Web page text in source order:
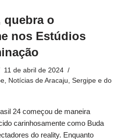
quebra o
nos Estúdios
11 de abril de 2024
, Notícias de Aracaju, Sergipe e do
24 começou de maneira
carinhosamente como Buda
do reality. Enquanto